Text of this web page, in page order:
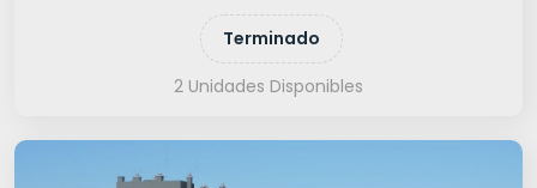
Terminado
2 Unidades Disponibles